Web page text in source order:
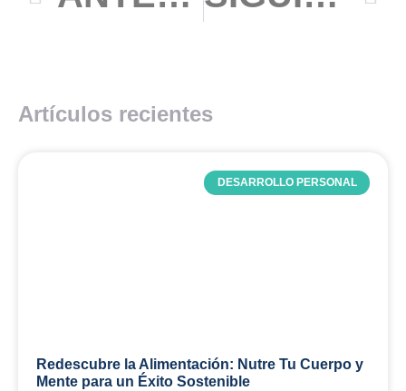
Artículos recientes
DESARROLLO PERSONAL
Redescubre la Alimentación: Nutre Tu Cuerpo y
Mente para un Éxito Sostenible